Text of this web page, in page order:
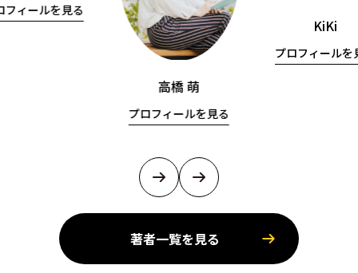
フィールを見る
高橋 萌
プロフィールを見る
KiKi
プロフィールを
著者一覧を見る